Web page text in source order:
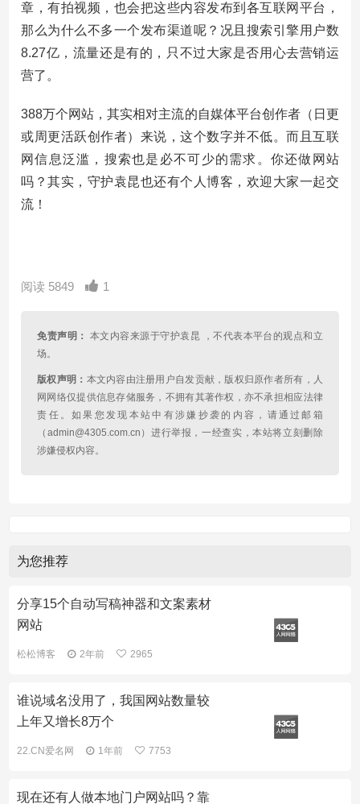
章，有拍视频，也会把这些内容发布到各互联网平台，
那么为什么不多一个发布渠道呢？况且搜索引擎用户数
8.27亿，流量还是有的，只不过大家是否用心去营销运
营了。
388万个网站，其实相对主流的自媒体平台创作者（日更
或周更活跃创作者）来说，这个数字并不低。而且互联
网信息泛滥，搜索也是必不可少的需求。你还做网站
吗？其实，守护袁昆也还有个人博客，欢迎大家一起交
流！
阅读 5849 1
免责声明： 本文内容来源于守护袁昆 ，不代表本平台的观点和立
场。
版权声明： 本文内容由注册用户自发贡献，版权归原作者所有，人
网网络仅提供信息存储服务，不拥有其著作权，亦不承担相应法律
责任。如果您发现本站中有涉嫌抄袭的内容，请通过邮箱
（admin@4305.com.cn）进行举报，一经查实，本站将立刻删除
涉嫌侵权内容。
为您推荐
分享15个自动写稿神器和文案素材
网站
松松博客 2年前 2965
谁说域名没用了，我国网站数量较
上年又增长8万个
22.CN爱名网 1年前 7753
现在还有人做本地门户网站吗？靠